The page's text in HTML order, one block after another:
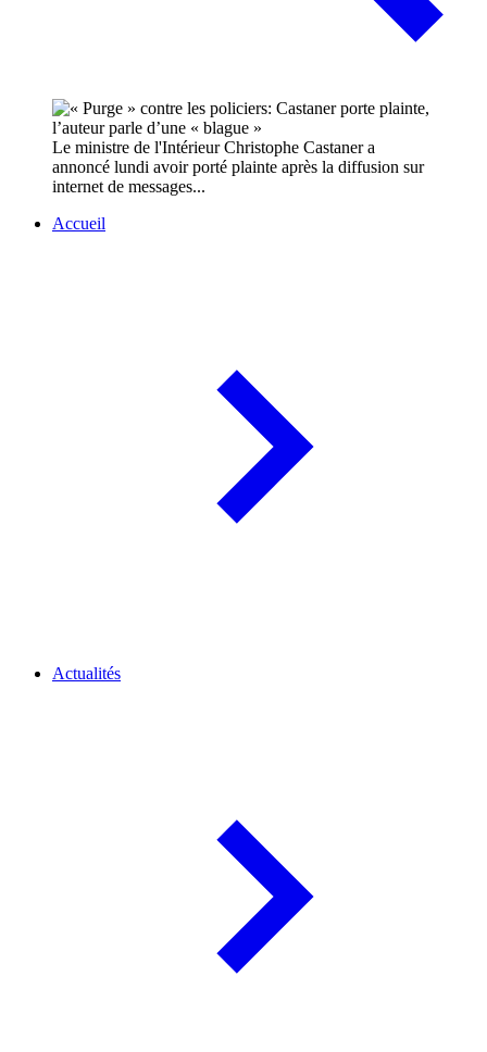
Le ministre de l'Intérieur Christophe Castaner a
annoncé lundi avoir porté plainte après la diffusion sur
internet de messages...
Accueil
Actualités